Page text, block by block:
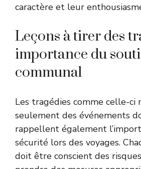
caractère et leur
Leçons à tirer des
importance du
communal
Les tragédies comme celle-ci
seulement des événements
rappellent également
sécurité lors des voyages.
doit être conscient des